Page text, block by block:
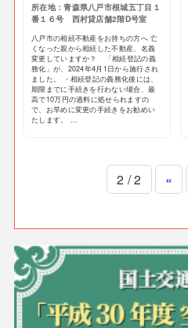
所在地：青森県八戸市根城五丁目１
番１６号 西村貸店舗2階D号室
八戸市の相続不動産をお持ちの方へ 亡
くなった親から相続した不動産、名義
変更していますか？ 「相続登記の義
務化」が、2024年4月1日から施行され
ました。 ・相続登記の義務化後には、
期限までに手続きを行わない場合、最
高で10万円の過料に処せられますの
で、お早めに変更の手続きをお勧めい
たします。 ...
2 / 2 «